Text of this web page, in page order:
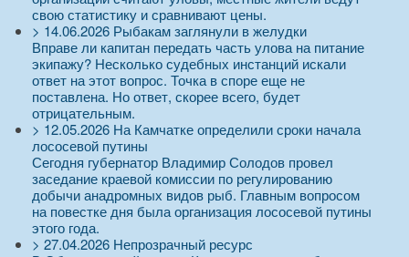
свою статистику и сравнивают цены.
> 14.06.2026 Рыбакам заглянули в желудки
Вправе ли капитан передать часть улова на питание
экипажу? Несколько судебных инстанций искали
ответ на этот вопрос. Точка в споре еще не
поставлена. Но ответ, скорее всего, будет
отрицательным.
> 12.05.2026 На Камчатке определили сроки начала
лососевой путины
Сегодня губернатор Владимир Солодов провел
заседание краевой комиссии по регулированию
добычи анадромных видов рыб. Главным вопросом
на повестке дня была организация лососевой путины
этого года.
> 27.04.2026 Непрозрачный ресурс